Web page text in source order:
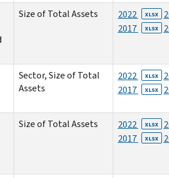
Size of Total Assets 2022 XLSX
2017 XLSX
Sector, Size of Total
Assets
2022 XLSX
2017 XLSX
Size of Total Assets 2022 XLSX
2017 XLSX